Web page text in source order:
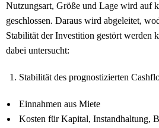
Nutzungsart, Größe und Lage wird auf
geschlossen. Daraus wird abgeleitet,
Stabilität der Investition gestört werden
dabei untersucht:
Stabilität des prognostizierten
Einnahmen aus Miete
Kosten für Kapital, Instandhaltung,